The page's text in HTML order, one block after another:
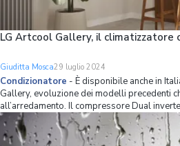
LG Artcool Gallery, il climatizzatore
Giuditta Mosca29 luglio 2024
Condizionatore - È disponibile anche in
Gallery, evoluzione dei modelli precedenti
all’arredamento. Il compressore Dual inverter ha tre punti di forza: riduce i
consumi, è silenzioso ed è garantito per 10
raffre